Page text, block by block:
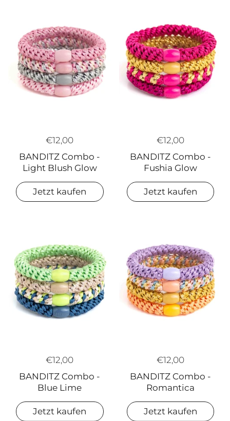
€12,00
BANDITZ Combo -
Light Blush Glow
Jetzt kaufen
€12,00
BANDITZ Combo -
Fushia Glow
Jetzt kaufen
€12,00
BANDITZ Combo -
Blue Lime
Jetzt kaufen
€12,00
BANDITZ Combo -
Romantica
Jetzt kaufen